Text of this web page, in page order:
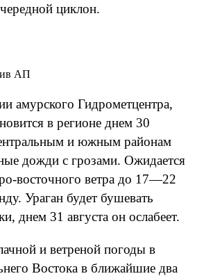
циклон.
АП
амурского Гидрометцентра,
в регионе днем 30
и южным районам
дожди с грозами. Ожидается
восточного ветра до 17—22
Ураган будет бушевать
днем 31 августа он ослабеет.
и ветреной погоды в
Востока в ближайшие два